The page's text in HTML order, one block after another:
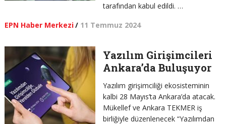
tarafından kabul edildi. …
EPN Haber Merkezi/ 11 Temmuz 2024
Yazılım Girişimcileri
Ankara’da Buluşuyor
Yazılım girişimciliği ekosisteminin
kalbi 28 Mayıs’ta Ankara’da atacak.
Mükellef ve Ankara TEKMER iş
birliğiyle düzenlenecek “Yazılımdan